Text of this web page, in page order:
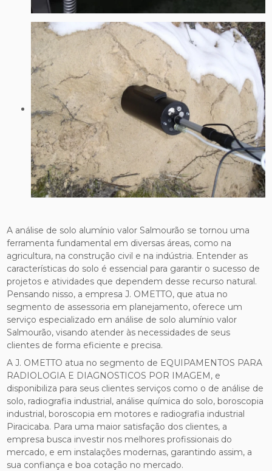
A análise de solo alumínio valor Salmourão se tornou uma
ferramenta fundamental em diversas áreas, como na
agricultura, na construção civil e na indústria. Entender as
características do solo é essencial para garantir o sucesso de
projetos e atividades que dependem desse recurso natural.
Pensando nisso, a empresa J. OMETTO, que atua no
segmento de assessoria em planejamento, oferece um
serviço especializado em análise de solo alumínio valor
Salmourão, visando atender às necessidades de seus
clientes de forma eficiente e precisa.
A J. OMETTO atua no segmento de EQUIPAMENTOS PARA
RADIOLOGIA E DIAGNOSTICOS POR IMAGEM, e
disponibiliza para seus clientes serviços como o de análise de
solo, radiografia industrial, análise química do solo, boroscopia
industrial, boroscopia em motores e radiografia industrial
Piracicaba. Para uma maior satisfação dos clientes, a
empresa busca investir nos melhores profissionais do
mercado, e em instalações modernas, garantindo assim, a
sua confiança e boa cotação no mercado.